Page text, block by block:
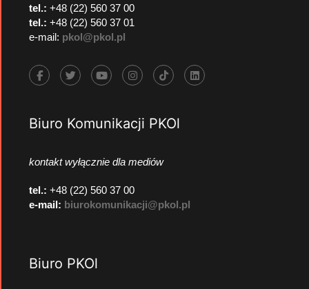
tel.: +48 (22) 560 37 00
tel.: +48 (22) 560 37 01
e-mail: pkol@pkol.pl
Biuro Komunikacji PKOl
kontakt wyłącznie dla mediów
tel.: +48 (22) 560 37 00
e-mail: biurokomunikacji@pkol.pl
Biuro PKOl